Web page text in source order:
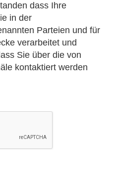
dass Ihre
in der
Parteien und für
verarbeitet und
Sie über die von
kontaktiert werden